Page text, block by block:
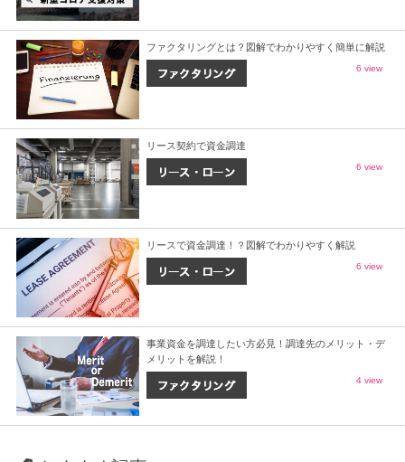
ファクタリングとは？図解でわかりやすく簡単に解説
6 view
リース契約で資金調達
6 view
リースで資金調達！？図解でわかりやすく解説
6 view
事業資金を調達したい方必見！調達先のメリット・デ
メリットを解説！
4 view